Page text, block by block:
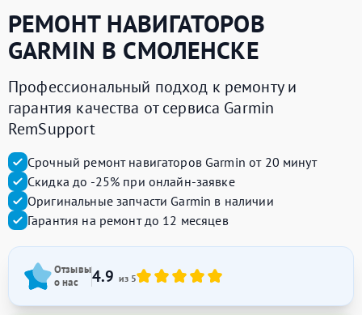
РЕМОНТ НАВИГАТОРОВ
GARMIN В СМОЛЕНСКЕ
Профессиональный подход к ремонту и
гарантия качества от сервиса Garmin
RemSupport
Срочный ремонт навигаторов Garmin от 20 минут
Скидка до -25% при онлайн-заявке
Оригинальные запчасти Garmin в наличии
Гарантия на ремонт до 12 месяцев
Отзывы
о нас
4.9 из 5